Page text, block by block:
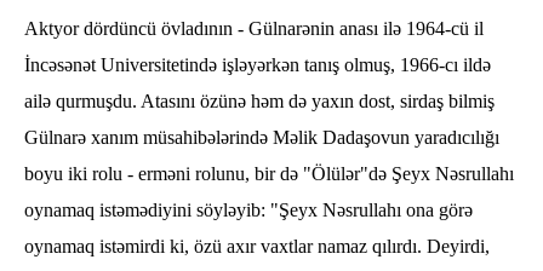
Aktyor dördüncü övladının - Gülnarənin anası ilə 1964-cü il
İncəsənət Universitetində işləyərkən tanış olmuş, 1966-cı ildə
ailə qurmuşdu. Atasını özünə həm də yaxın dost, sirdaş bilmiş
Gülnarə xanım müsahibələrində Məlik Dadaşovun yaradıcılığı
boyu iki rolu - erməni rolunu, bir də "Ölülər"də Şeyx Nəsrullahı
oynamaq istəmədiyini söyləyib: "Şeyx Nəsrullahı ona görə
oynamaq istəmirdi ki, özü axır vaxtlar namaz qılırdı. Deyirdi,